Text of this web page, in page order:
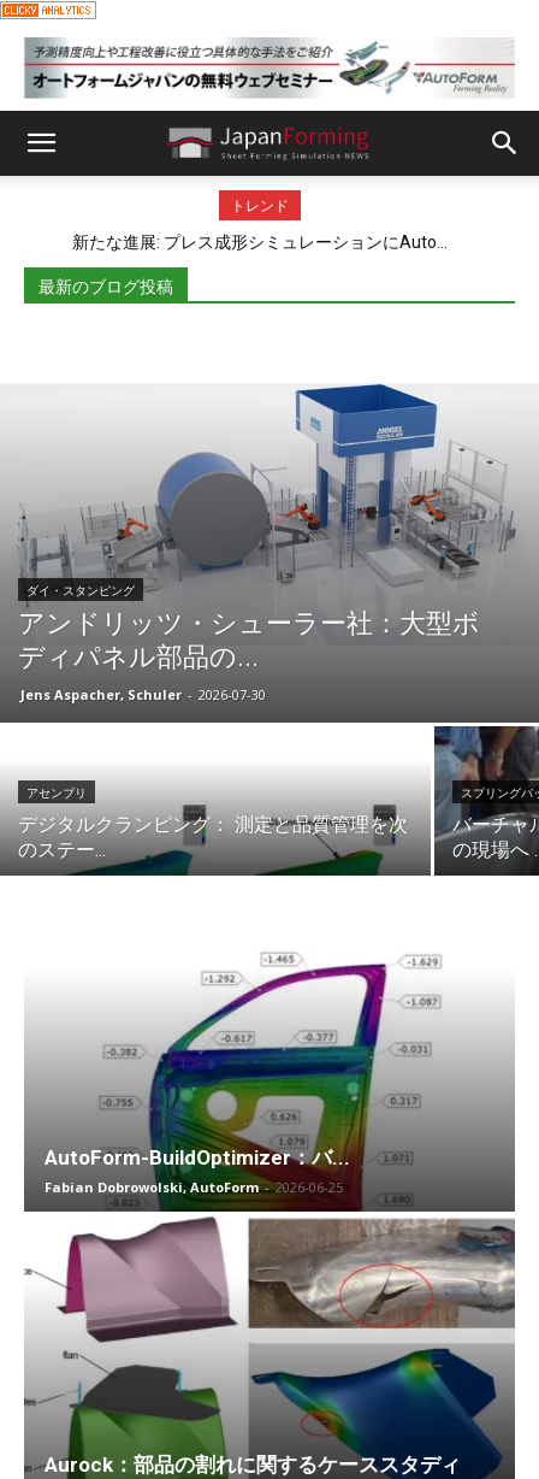
トレンド
新たな進展: プレス成形シミュレーションにAuto...
薄板プレス成形における人工知能(AI)の活用: ユ...
最新のブログ投稿
ダイ・スタンピング
アンドリッツ・シューラー社：大型ボ
ディパネル部品の...
Jens Aspacher, Schuler - 2026-07-30
アセンブリ
デジタルクランピング： 測定と品質管理を次
のステー...
スプリングバ
バーチャ
の現場へ
AutoForm-BuildOptimizer：バ...
Fabian Dobrowolski, AutoForm - 2026-06-25
Aurock：部品の割れに関するケーススタディ